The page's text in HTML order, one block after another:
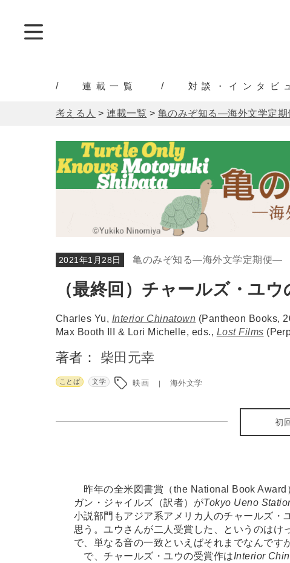
連載一覧 対談・インタビ
考える人 >連載一覧 > 亀のみぞ知る―海外文学定
2021年1月28日 亀のみぞ知る―海外文学定期便―
（最終回）チャールズ・ユウ
Charles Yu, Interior Chinatown (Pantheon Books,
Max Booth III & Lori Michelle, eds., Lost Films
著者： 柴田元幸
ことば 文学 映画 海外文学
初
昨年の全米図書賞（the National Book Award
ガン・ジャイルズ（訳者）がTokyo Ueno
小説部門もアジア系アメリカ人のチャールズ・
思う。ユウさんが二人受賞した、というのは
で、単なる音の一致といえばそれまでなんです
で、チャールズ・ユウの受賞作はInterior